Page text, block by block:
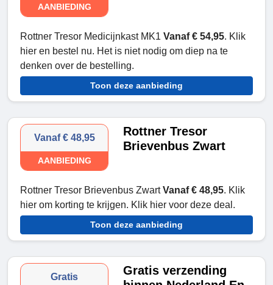
AANBIEDING
Rottner Tresor Medicijnkast MK1 Vanaf € 54,95. Klik
hier en bestel nu. Het is niet nodig om diep na te
denken over de bestelling.
Toon deze aanbieding
Vanaf € 48,95
AANBIEDING
Rottner Tresor
Brievenbus Zwart
Rottner Tresor Brievenbus ZwartVanaf € 48,95. Klik
hier om korting te krijgen. Klik hier voor deze deal.
Toon deze aanbieding
Gratis
Gratis verzending